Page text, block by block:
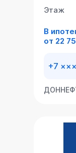
Этаж
В
от 22
+7